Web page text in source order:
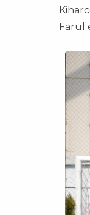
Farul